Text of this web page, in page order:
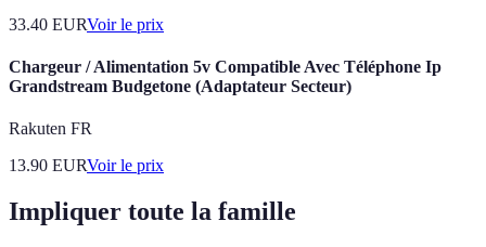
33.40 EURVoir le prix
Chargeur / Alimentation 5v Compatible Avec Téléphone Ip
Grandstream Budgetone (Adaptateur Secteur)
Rakuten FR
13.90 EURVoir le prix
Impliquer toute la famille